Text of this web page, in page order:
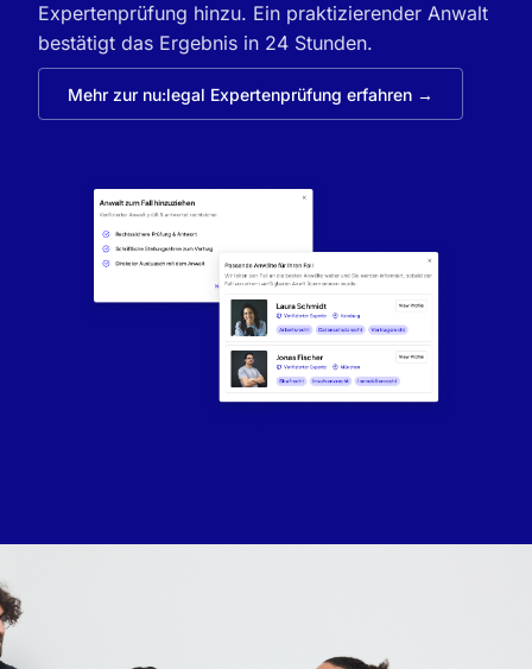
Expertenprüfung hinzu. Ein praktizierender Anwalt
bestätigt das Ergebnis in 24 Stunden.
Mehr zur nu:legal Expertenprüfung erfahren →